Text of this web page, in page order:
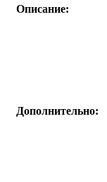
Описание:
Дополнительно: